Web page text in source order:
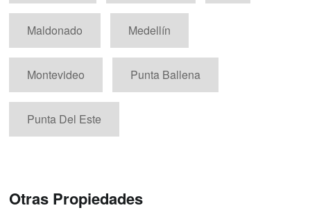
Maldonado Medellín
Montevideo Punta Ballena
Punta Del Este
Otras Propiedades